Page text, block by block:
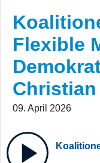
Flexible
09. April 2026